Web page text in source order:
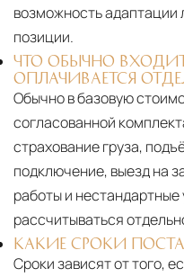
возможность адаптации
позиции.
ЧТО ОБЫЧНО
ОПЛАЧИВАЕТСЯ
Обычно в базовую
согласованной
страхование груза,
подключение, выезд на
работы и
рассчитываться
КАКИЕ СРОКИ
Сроки зависят от того,